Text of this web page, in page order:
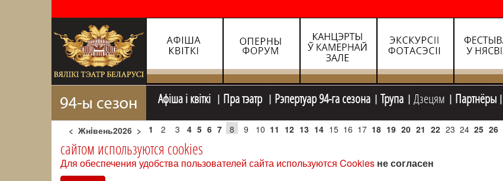
Афiша i квiткi Пра тэатр Рэпертуар 94-га сезона Трупа Дзецям Партнёры
< Жнiвень2026 > 1 2 3 4 5 6 7 8 9 10 11 12 13 14 15 16 17 18 19 20 21 22 23 24 25 26
сайтом используются cookies
Для обеспечения удобства пользователей сайта используются Cookies не согласен